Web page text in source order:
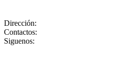
Dirección:
Contactos:
Siguenos: